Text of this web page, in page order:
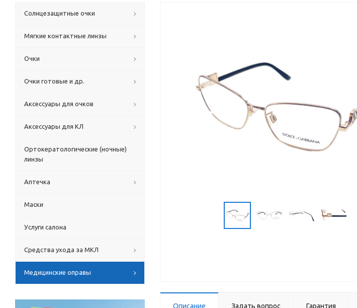
Описание Задать вопрос Гарантия
Солнцезащитные очки
Мягкие контактные линзы
Очки
Очки готовые и др.
Аксессуары для очков
Аксессуары для КЛ
Ортокератологические (ночные)
линзы
Аптечка
Маски
Услуги салона
Средства ухода за МКЛ
Медицинские оправы